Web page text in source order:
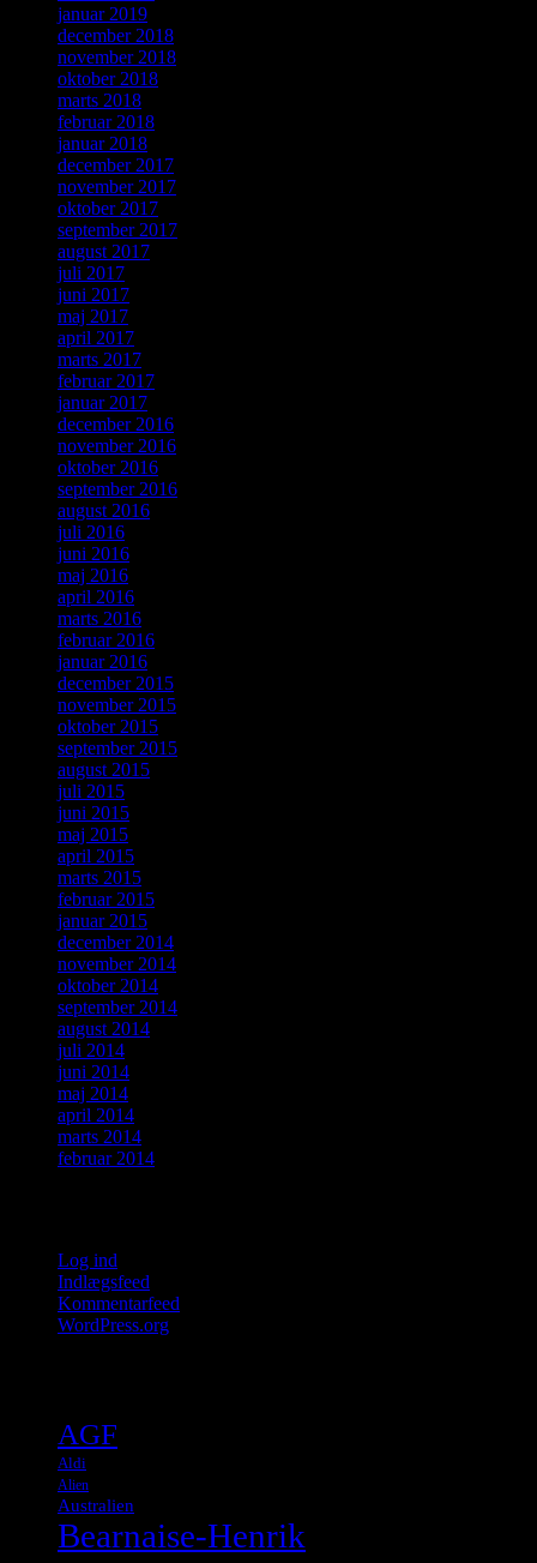
januar 2019
december 2018
november 2018
oktober 2018
marts 2018
februar 2018
januar 2018
december 2017
november 2017
oktober 2017
september 2017
august 2017
juli 2017
juni 2017
maj 2017
april 2017
marts 2017
februar 2017
januar 2017
december 2016
november 2016
oktober 2016
september 2016
august 2016
juli 2016
juni 2016
maj 2016
april 2016
marts 2016
februar 2016
januar 2016
december 2015
november 2015
oktober 2015
september 2015
august 2015
juli 2015
juni 2015
maj 2015
april 2015
marts 2015
februar 2015
januar 2015
december 2014
november 2014
oktober 2014
september 2014
august 2014
juli 2014
juni 2014
maj 2014
april 2014
marts 2014
februar 2014
Log ind
Indlægsfeed
Kommentarfeed
WordPress.org
AGF
Aldi
Alien
Australien
Bearnaise-Henrik